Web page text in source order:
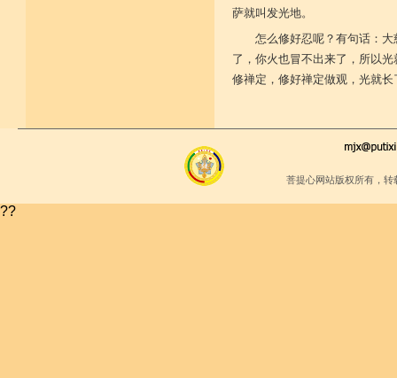
萨就叫发光地。
怎么修好忍呢？有句话：
了，你火也冒不出来了，所以
修禅定，修好禅定做观，光就长
菩提心网站版权所有，
??